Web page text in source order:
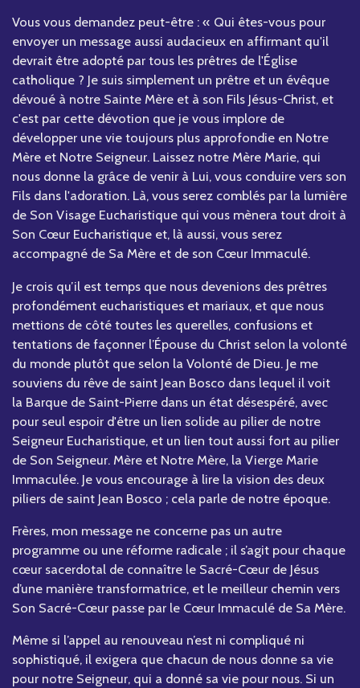
Vous vous demandez peut-être : « Qui êtes-vous pour
envoyer un message aussi audacieux en affirmant qu'il
devrait être adopté par tous les prêtres de l'Église
catholique ? Je suis simplement un prêtre et un évêque
dévoué à notre Sainte Mère et à son Fils Jésus-Christ, et
c'est par cette dévotion que je vous implore de
développer une vie toujours plus approfondie en Notre
Mère et Notre Seigneur. Laissez notre Mère Marie, qui
nous donne la grâce de venir à Lui, vous conduire vers son
Fils dans l'adoration. Là, vous serez comblés par la lumière
de Son Visage Eucharistique qui vous mènera tout droit à
Son Cœur Eucharistique et, là aussi, vous serez
accompagné de Sa Mère et de son Cœur Immaculé.
Je crois qu’il est temps que nous devenions des prêtres
profondément eucharistiques et mariaux, et que nous
mettions de côté toutes les querelles, confusions et
tentations de façonner l’Épouse du Christ selon la volonté
du monde plutôt que selon la Volonté de Dieu. Je me
souviens du rêve de saint Jean Bosco dans lequel il voit
la Barque de Saint-Pierre dans un état désespéré, avec
pour seul espoir d'être un lien solide au pilier de notre
Seigneur Eucharistique, et un lien tout aussi fort au pilier
de Son Seigneur. Mère et Notre Mère, la Vierge Marie
Immaculée. Je vous encourage à lire la vision des deux
piliers de saint Jean Bosco ; cela parle de notre époque.
Frères, mon message ne concerne pas un autre
programme ou une réforme radicale ; il s’agit pour chaque
cœur sacerdotal de connaître le Sacré-Cœur de Jésus
d’une manière transformatrice, et le meilleur chemin vers
Son Sacré-Cœur passe par le Cœur Immaculé de Sa Mère.
Même si l’appel au renouveau n’est ni compliqué ni
sophistiqué, il exigera que chacun de nous donne sa vie
pour notre Seigneur, qui a donné sa vie pour nous. Si un